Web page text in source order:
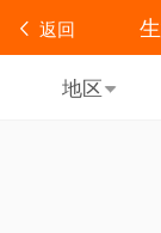
返回
地区